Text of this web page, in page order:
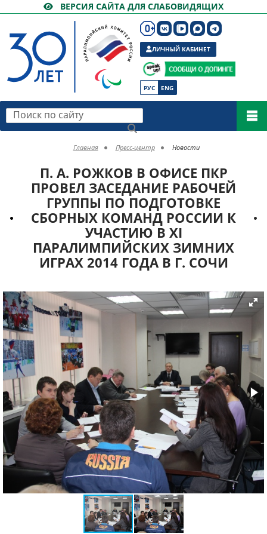
ВЕРСИЯ САЙТА ДЛЯ СЛАБОВИДЯЩИХ
РУС ENG
ЛИЧНЫЙ КАБИНЕТ
Поиск по сайту
Главная Пресс-центр Новости
П. А. РОЖКОВ В ОФИСЕ ПКР
ПРОВЕЛ ЗАСЕДАНИЕ РАБОЧЕЙ
ГРУППЫ ПО ПОДГОТОВКЕ
СБОРНЫХ КОМАНД РОССИИ К
УЧАСТИЮ В XI
ПАРАЛИМПИЙСКИХ ЗИМНИХ
ИГРАХ 2014 ГОДА В Г. СОЧИ